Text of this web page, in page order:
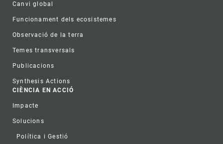
Canvi global
Funcionament dels ecosistemes
Observació de la terra
Temes transversals
Publicacions
Synthesis Actions
CIÈNCIA EN ACCIÓ
Impacte
Solucions
Política i Gestió